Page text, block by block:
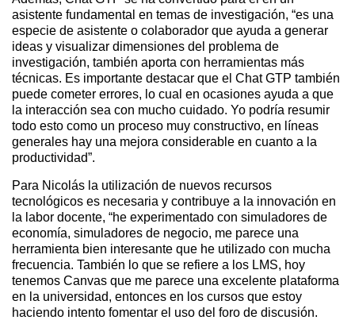
asistente fundamental en temas de investigación, “es una
especie de asistente o colaborador que ayuda a generar
ideas y visualizar dimensiones del problema de
investigación, también aporta con herramientas más
técnicas. Es importante destacar que el Chat GTP también
puede cometer errores, lo cual en ocasiones ayuda a que
la interacción sea con mucho cuidado. Yo podría resumir
todo esto como un proceso muy constructivo, en líneas
generales hay una mejora considerable en cuanto a la
productividad”.
Para Nicolás la utilización de nuevos recursos
tecnológicos es necesaria y contribuye a la innovación en
la labor docente, “he experimentado con simuladores de
economía, simuladores de negocio, me parece una
herramienta bien interesante que he utilizado con mucha
frecuencia. También lo que se refiere a los LMS, hoy
tenemos Canvas que me parece una excelente plataforma
en la universidad, entonces en los cursos que estoy
haciendo intento fomentar el uso del foro de discusión.